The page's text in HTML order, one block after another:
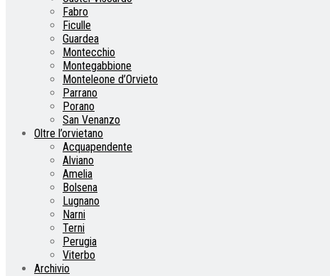
Fabro
Ficulle
Guardea
Montecchio
Montegabbione
Monteleone d’Orvieto
Parrano
Porano
San Venanzo
Oltre l’orvietano
Acquapendente
Alviano
Amelia
Bolsena
Lugnano
Narni
Terni
Perugia
Viterbo
Archivio